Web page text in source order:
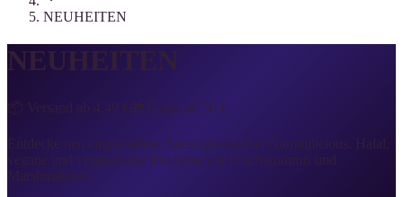
NEUHEITEN
NEUHEITEN
📦 Versand ab 4,49 €🎁 Gratis ab 50 €
Entdecke neu eingetroffene Suessigkeiten bei Gummilicious. Halal,
vegane und vegetarische Produkte wie Fruchtgummis und
Marshmallows.